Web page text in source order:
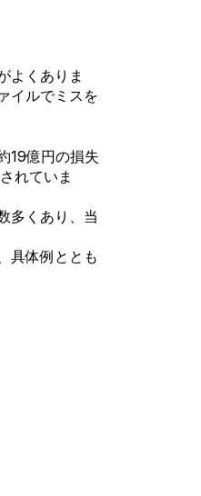
よくありま
イルでミスを
19億円の損失
れていま
多くあり、当
具体例ととも